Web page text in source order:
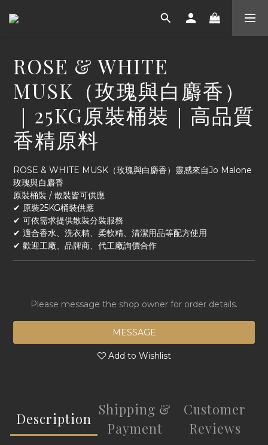
ROSE & WHITE
MUSK（玫瑰與白麝香）
｜25KG原裝桶裝｜高品質
香精原料
ROSE & WHITE MUSK（玫瑰與白麝香）靈感來自Jo Malone
玫瑰與白麝香
原裝桶裝 / 散裝皆可供應
✔ 原裝25KG桶裝供應
✔ 可依需求提供散裝分裝服務
✔ 適合香水、洗衣精、柔軟精、清潔用品等配方使用
✔ 歡迎工廠、品牌商、代工廠詢價合作
Please message the shop owner for order details.
MESSAGE
Add to Wishlist
Description
Shipping &
Payment
Customer
Reviews